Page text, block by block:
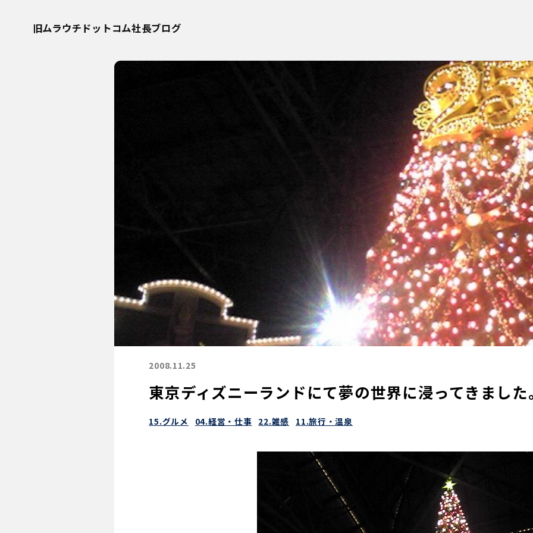
旧ムラウチドットコム社長ブログ
2008.11.25
東京ディズニーランドにて夢の世界に浸ってきました
15.グルメ 04.経営・仕事 22.雑感 11.旅行・温泉